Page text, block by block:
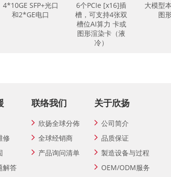
4*10GE SFP+光口
和2*GE电口
6个PCIe [x16]插
槽，可支持4张双
槽位AI算力 卡或
图形渲染卡（液
冷）
大模型
图
修
解答
联络我们
欣扬全球分佈
全球经销商
产品询问清单
关于欣扬
公司简介
品质保证
製造设备与过程
OEM/ODM服务